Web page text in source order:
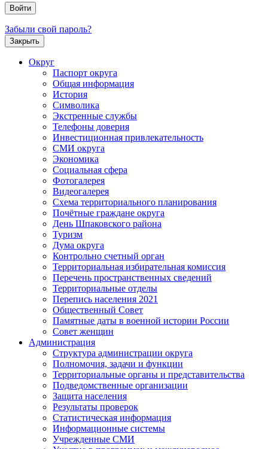
Забыли свой пароль?
Закрыть
Округ
Паспорт округа
Общая информация
История
Символика
Экстренные службы
Телефоны доверия
Инвестиционная привлекательность
СМИ округа
Экономика
Социальная сфера
Фотогалерея
Видеогалерея
Схема территориального планирования
Почётные граждане округа
День Шпаковского района
Туризм
Дума округа
Контрольно счетный орган
Территориальная избирательная комиссия
Перечень пространственных сведений
Территориальные отделы
Перепись населения 2021
Общественный Совет
Памятные даты в военной истории России
Совет женщин
Администрация
Структура администрации округа
Полномочия, задачи и функции
Территориальные органы и представительства
Подведомственные организации
Защита населения
Результаты проверок
Статистическая информация
Информационные системы
Учрежденные СМИ